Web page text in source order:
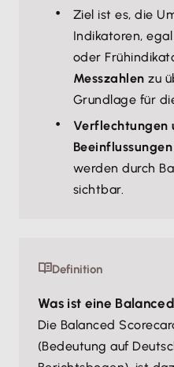
Ziel ist es, die
Indikatoren,
oder
Messzahlen zu
Grundlage für
Verflechtungen
Beeinflussungen
werden durch
sichtbar.
Definition
Was ist eine
Die Balanced
(Bedeutung auf